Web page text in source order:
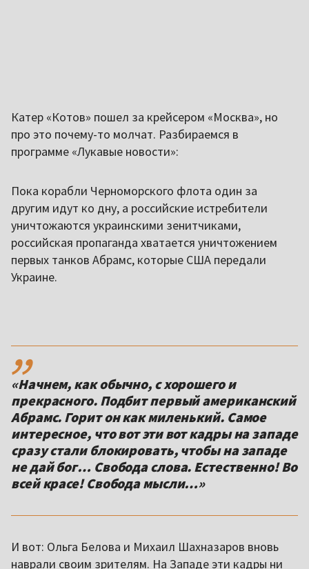
Катер «Котов» пошел за крейсером «Москва», но
про это почему-то молчат. Разбираемся в
программе «Лукавые новости»:
Пока корабли Черноморского флота один за
другим идут ко дну, а российские истребители
уничтожаются украинскими зенитчиками,
российская пропаганда хватается уничтожением
первых танков Абрамс, которые США передали
Украине.
,,
«Начнем, как обычно, с хорошего и
прекрасного. Подбит первый американский
Абрамс. Горит он как миленький. Самое
интересное, что вот эти вот кадры на западе
сразу стали блокировать, чтобы на западе
не дай бог… Свобода слова. Естественно! Во
всей красе! Свобода мысли…»
И вот: Ольга Белова и Михаил Шахназаров вновь
наврали своим зрителям. На Западе эти кадры ни